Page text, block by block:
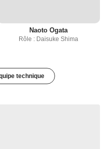
Naoto Ogata
Rôle : Daisuke Shima
technique